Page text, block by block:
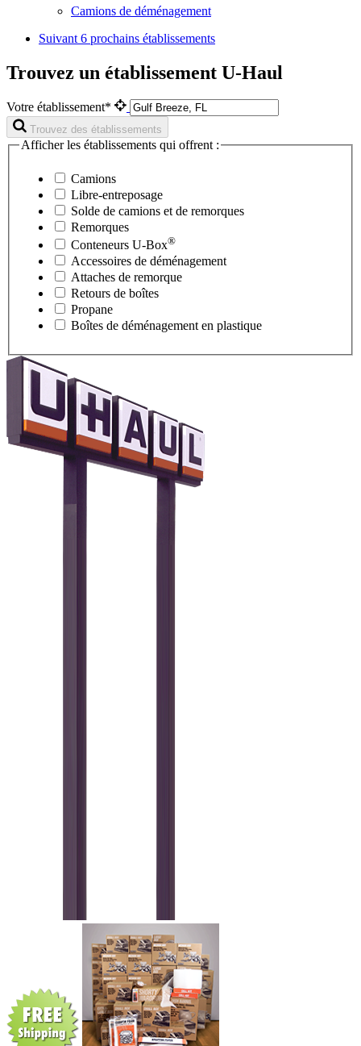
Camions de déménagement
Suivant 6 prochains établissements
Trouvez un établissement U-Haul
Votre établissement*
Trouvez des établissements
Afficher les établissements qui offrent :
Camions
Libre-entreposage
Solde de camions et de remorques
Remorques
Conteneurs U-Box®
Accessoires de déménagement
Attaches de remorque
Retours de boîtes
Propane
Boîtes de déménagement en plastique